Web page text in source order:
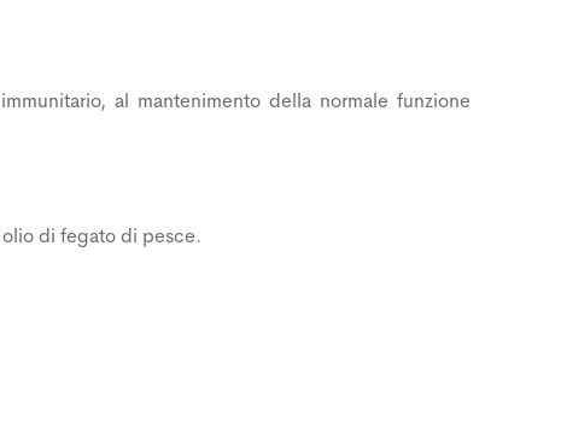
al mantenimento della normale funzione
di fegato di pesce.